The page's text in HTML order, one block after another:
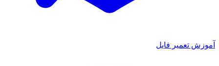
آموزش تعمیر فایل